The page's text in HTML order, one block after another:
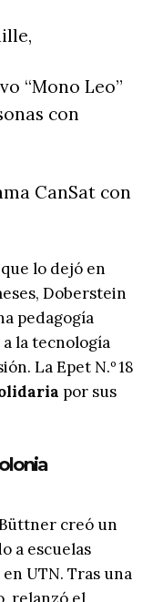
“Mono Leo”
con
CanSat con
lo dejó en
Doberstein
pedagogía
la tecnología
La Epet N.º 18
por sus
creó un
a escuelas
UTN. Tras una